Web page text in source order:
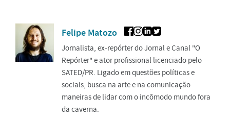
Felipe Matozo
Jornalista, ex-repórter do Jornal e Canal "O
Repórter" e ator profissional licenciado pelo
SATED/PR. Ligado em questões políticas e
sociais, busca na arte e na comunicação
maneiras de lidar com o incômodo mundo fora
da caverna.